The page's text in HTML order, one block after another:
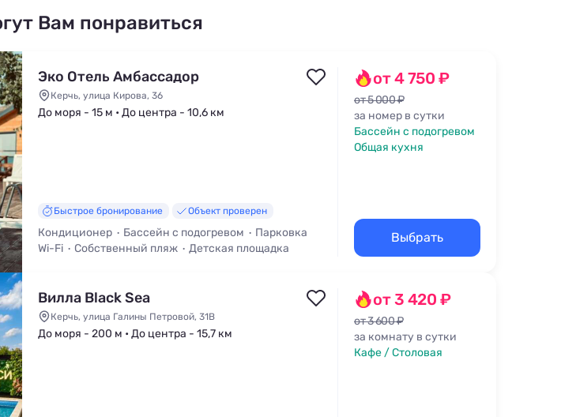
Вам понравиться
Эко Отель Амбассадор
Керчь, улица Кирова, 36
До моря - 15 м • До центра - 10,6 км
Быстрое бронирование Объект проверен
Кондиционер Бассейн с подогревом
Парковка
Wi-Fi
Собственный пляж
Детская площадка
от 4 750 ₽
от 5 000 ₽
за номер в сутки
Бассейн с подогревом
Общая кухня
Выбрать
Вилла Black Sea
Керчь, улица Галины Петровой, 31В
До моря - 200 м • До центра - 15,7 км
от 3 420 ₽
от 3 600 ₽
за комнату в сутки
Кафе / Столовая